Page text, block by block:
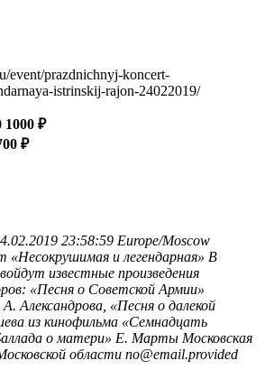
event/prazdnichnyj-koncert-
istrinskij-rajon-24022019/
1000 ₽
₽
23:58:59 Europe/Moscow
«Несокрушимая и легендарная» В
известные произведения
«Песня о Советской Армии»
Александрова, «Песня о далекой
из кинофильма «Семнадцать
о матери» Е. Марты Московская
области no@email.provided